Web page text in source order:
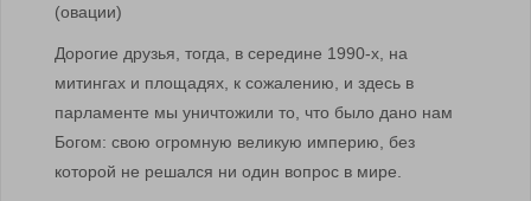
(овации)
Дорогие друзья, тогда, в середине 1990-х, на
митингах и площадях, к сожалению, и здесь в
парламенте мы уничтожили то, что было дано нам
Богом: свою огромную великую империю, без
которой не решался ни один вопрос в мире.